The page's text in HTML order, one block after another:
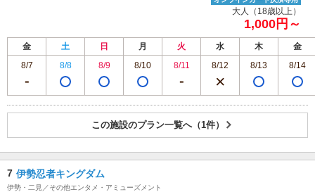
大人（18歳以上）
1,000円～
金 土 日 月 火 水 木
金
8/7
8/8 8/9 8/10 8/11 8/12 8/13 8/14
この施設のプラン一覧へ（1件）
7 伊勢忍者キングダム
伊勢・二見／その他エンタメ・アミューズメント